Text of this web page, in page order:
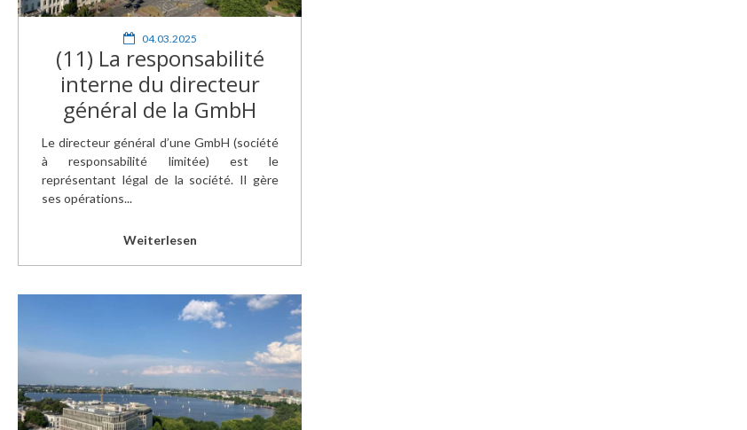
04.03.2025
(11) La responsabilité
interne du directeur
général de la GmbH
Le directeur général d’une GmbH (société
à responsabilité limitée) est le
représentant légal de la société. Il gère
ses opérations...
Weiterlesen